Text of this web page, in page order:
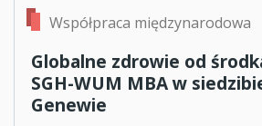
Współpraca międzynarodowa
Globalne zdrowie od
SGH-WUM MBA w
Genewie